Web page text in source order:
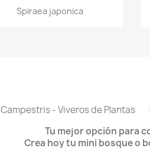
Vista rápida
Spiraea japonica
Campestris - Viveros de Plantas
Tu mejor opción para
Crea hoy tu mini bosque o